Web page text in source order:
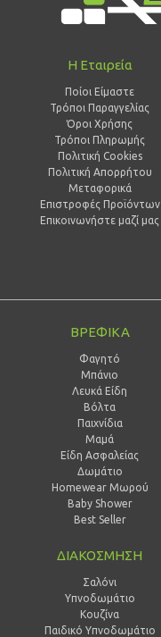
Η Εταιρεία
Ποίοι Είμαστε
Τρόποι Παραγγελίας
Όροι Χρήσης
Τρόποι Πληρωμής
Πολιτική Cookies
Πολιτική Απορρήτου
Μεταφορικά
Επιστροφές Προϊόντων
Επικοινωνήστε μαζί μας
ΒΡΕΦΙΚΑ
Φαγητό
Μπάνιο
Λευκά Είδη
Βόλτα
Παιχνίδια
Μαμά
Είδη Ασφαλείας
Δωμάτιο
Homewear Μωρού
Baby Shower
Best Seller
ΔΙΑΚΟΣΜΗΣΗ
Σαλόνι
Υπνοδωμάτιο
Κουζίνα
Παιδικό Υπνοδωμάτιο